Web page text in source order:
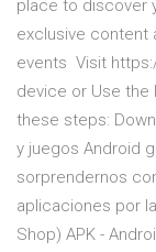
place to discover
exclusive content
events Visit
device or Use the
these steps:
y juegos Android
sorprendernos
aplicaciones por
Shop) APK -